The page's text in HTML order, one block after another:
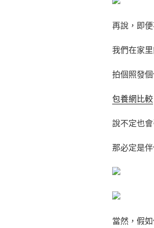
再說，即
我們在家
拍個照發
包養網比較
說不定也
那必定是
當然，假